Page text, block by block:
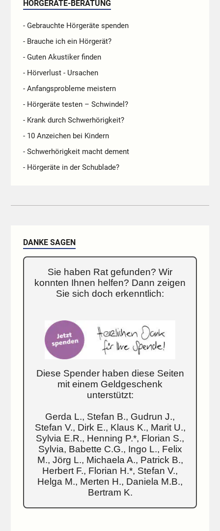
HÖRGERÄTE-BERATUNG
- Gebrauchte Hörgeräte spenden
- Brauche ich ein Hörgerät?
- Guten Akustiker finden
- Hörverlust - Ursachen
- Anfangsprobleme meistern
- Hörgeräte testen – Schwindel?
- Krank durch Schwerhörigkeit?
- 10 Anzeichen bei Kindern
- Schwerhörigkeit macht dement
- Hörgeräte in der Schublade?
DANKE SAGEN
Sie haben Rat gefunden? Wir
konnten Ihnen helfen? Dann zeigen
Sie sich doch erkenntlich:
Diese Spender haben diese Seiten
mit einem Geldgeschenk
unterstützt:
Gerda L., Stefan B., Gudrun J.,
Stefan V., Dirk E., Klaus K., Marit U.,
Sylvia E.R., Henning P.*, Florian S.,
Sylvia, Babette C.G., Ingo L., Felix
M., Jörg L., Michaela A., Patrick B.,
Herbert F., Florian H.*, Stefan V.,
Helga M., Merten H., Daniela M.B.,
Bertram K.